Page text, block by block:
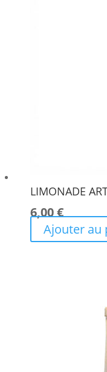
LIMONADE
6,00€
Ajouter au